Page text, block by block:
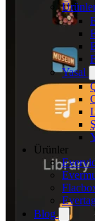
Yasal
Ürünler
Blog